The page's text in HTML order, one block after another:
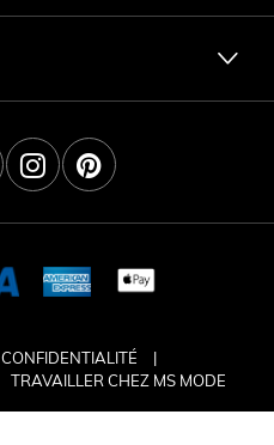
CONFIDENTIALITÉ
TRAVAILLER CHEZ MS MODE